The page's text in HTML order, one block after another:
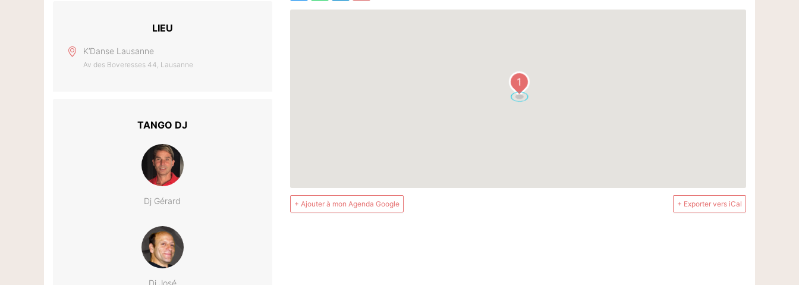
LIEU
K’Danse Lausanne
Av des Boveresses 44, Lausanne
TANGO DJ
Dj Gérard
Dj José
1
+ Ajouter à mon Agenda Google + Exporter vers iCal